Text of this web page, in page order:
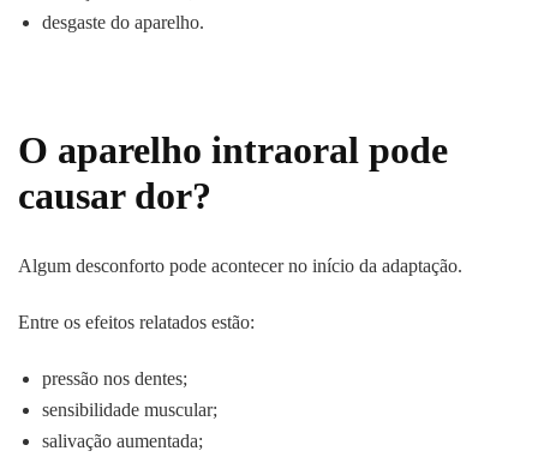
desgaste do aparelho.
O aparelho intraoral pode
causar dor?
Algum desconforto pode acontecer no início da adaptação.
Entre os efeitos relatados estão:
pressão nos dentes;
sensibilidade muscular;
salivação aumentada;